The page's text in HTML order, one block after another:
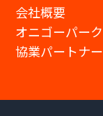
会社概要
オニゴーパーク
協業パートナー